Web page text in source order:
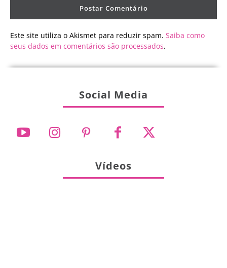
Este site utiliza o Akismet para reduzir spam. Saiba como
seus dados em comentários são processados.
Social Media
Vídeos